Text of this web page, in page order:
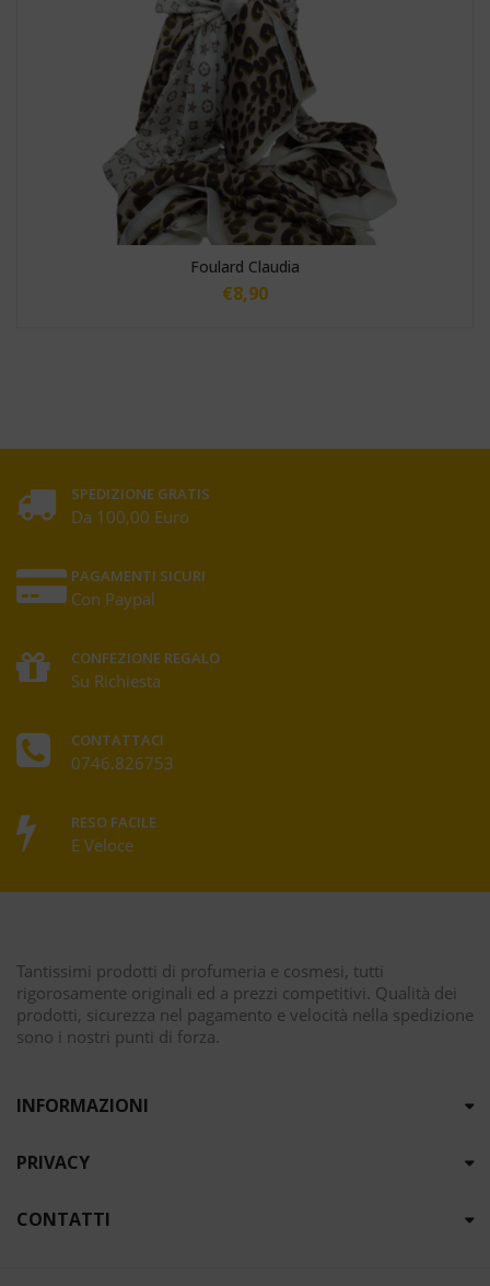
Foulard Claudia
€8,90
SPEDIZIONE GRATIS
Da 100,00 Euro
PAGAMENTI SICURI
Con Paypal
CONFEZIONE REGALO
Su Richiesta
CONTATTACI
0746.826753
RESO FACILE
E Veloce
Tantissimi prodotti di profumeria e cosmesi, tutti
rigorosamente originali ed a prezzi competitivi. Qualità dei
prodotti, sicurezza nel pagamento e velocità nella spedizione
sono i nostri punti di forza.
INFORMAZIONI
PRIVACY
CONTATTI